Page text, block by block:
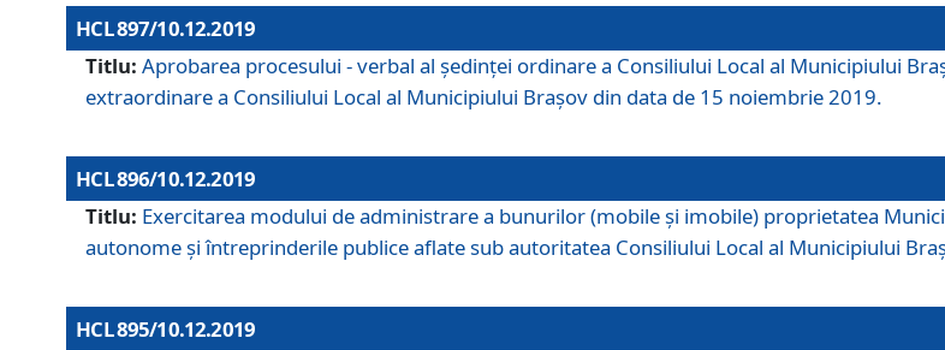
HCL 897/10.12.2019
Titlu: Aprobarea procesului - verbal al şedinţei ordinare a Consiliului Local al Municipiului
extraordinare a Consiliului Local al Municipiului Brașov din data de 15 noiembrie 2019.
HCL 896/10.12.2019
Titlu: Exercitarea modului de administrare a bunurilor (mobile și imobile) proprietatea
autonome și întreprinderile publice aflate sub autoritatea Consiliului Local al Municipiului
HCL 895/10.12.2019